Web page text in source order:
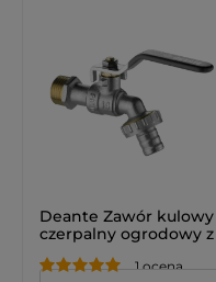
Deante Zawór kulowy
czerpalny ogrodowy z
1 ocena